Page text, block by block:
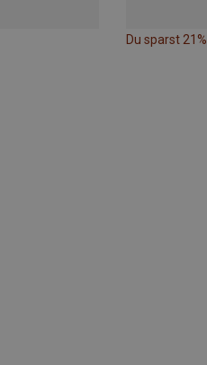
Du sparst 21%